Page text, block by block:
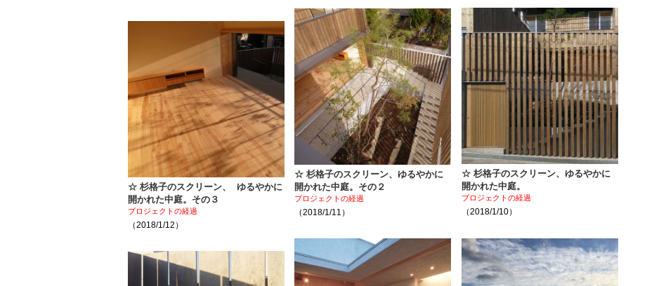
☆ 杉格子のスクリーン、 ゆるやかに
開かれた中庭。その３
プロジェクトの経過
（2018/1/12）
☆ 杉格子のスクリーン、ゆるやかに
開かれた中庭。その２
プロジェクトの経過
（2018/1/11）
☆ 杉格子のスクリーン、ゆるやかに
開かれた中庭。
プロジェクトの経過
（2018/1/10）